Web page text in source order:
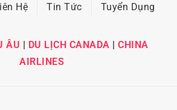
Hệ Tin Tức Tuyển Dụng
ÂU | DU LỊCH CANADA | CHINA
AIRLINES